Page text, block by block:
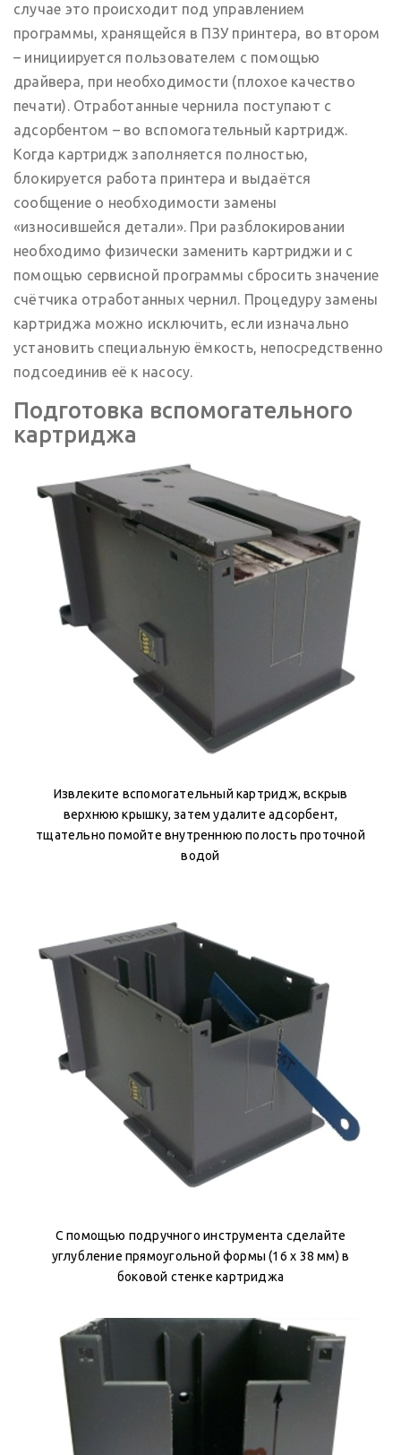
случае это происходит под управлением
программы, хранящейся в ПЗУ принтера, во втором
– инициируется пользователем с помощью
драйвера, при необходимости (плохое качество
печати). Отработанные чернила поступают с
адсорбентом – во вспомогательный картридж.
Когда картридж заполняется полностью,
блокируется работа принтера и выдаётся
сообщение о необходимости замены
«износившейся детали». При разблокировании
необходимо физически заменить картриджи и с
помощью сервисной программы сбросить значение
счётчика отработанных чернил. Процедуру замены
картриджа можно исключить, если изначально
установить специальную ёмкость, непосредственно
подсоединив её к насосу.
Подготовка вспомогательного
картриджа
Извлеките вспомогательный картридж, вскрыв
верхнюю крышку, затем удалите адсорбент,
тщательно помойте внутреннюю полость проточной
водой
С помощью подручного инструмента сделайте
углубление прямоугольной формы (16 х 38 мм) в
боковой стенке картриджа